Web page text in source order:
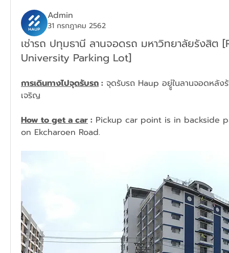
Admin
31 กรกฎาคม 2562
เช่ารถ ปทุมธานี ลานจอดรถ มหาวิทยาลัยรังสิต
University Parking Lot]
การเดินทางไปจุดรับรถ : จุดรับรถ Haup อยูู่ในลานจอดหลัง
เจริญ
How to get a car : Pickup car point is in backside
on Ekcharoen Road.